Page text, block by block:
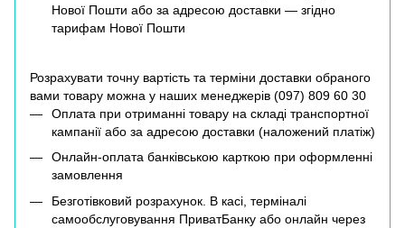
Нової Пошти або за адресою доставки — згідно
тарифам Нової Пошти
Розрахувати точну вартість та терміни доставки обраного
вами товару можна у наших менеджерів (097) 809 60 30
Оплата при отриманні товару на складі транспортної
кампанії або за адресою доставки (наложений платіж)
Онлайн-оплата банківською карткою при оформленні
замовлення
Безготівковий розрахунок. В касі, терміналі
самообслуговування ПриватБанку або онлайн через